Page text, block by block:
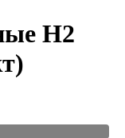
Н2